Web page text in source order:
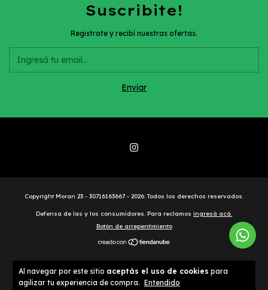
Al navegar por este sitio aceptás el uso de cookies para
agilizar tu experiencia de compra. Entendido
Suscribite!
Registrate y recibí nuestras ofertas.
Copyright Moran 23 - 30716163667 - 2026. Todos los derechos reservados.
Defensa de las y los consumidores. Para reclamos ingresá acá.
Botón de arrepentimiento